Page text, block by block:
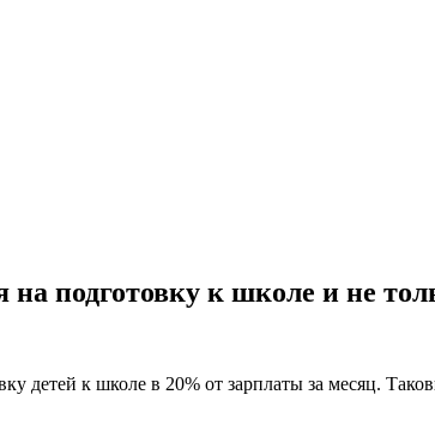
на подготовку к школе и не
детей к школе в 20% от зарплаты за месяц.